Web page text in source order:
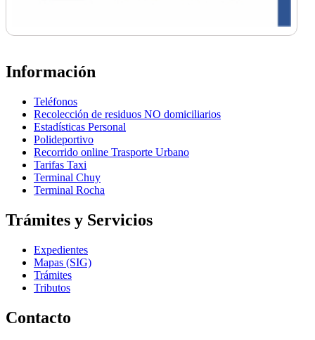
Información
Teléfonos
Recolección de residuos NO domiciliarios
Estadísticas Personal
Polideportivo
Recorrido online Trasporte Urbano
Tarifas Taxi
Terminal Chuy
Terminal Rocha
Trámites y Servicios
Expedientes
Mapas (SIG)
Trámites
Tributos
Contacto